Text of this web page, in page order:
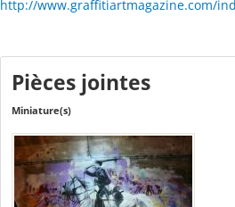
http://www.graffitiartmagazine.com/
Pièces jointes
Miniature(s)